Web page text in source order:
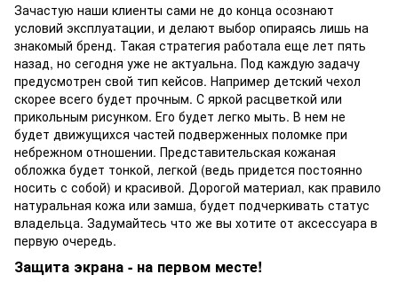
Зачастую наши клиенты сами не до конца осознают
условий эксплуатации, и делают выбор опираясь лишь на
знакомый бренд. Такая стратегия работала еще лет пять
назад, но сегодня уже не актуальна. Под каждую задачу
предусмотрен свой тип кейсов. Например детский чехол
скорее всего будет прочным. С яркой расцветкой или
прикольным рисунком. Его будет легко мыть. В нем не
будет движущихся частей подверженных поломке при
небрежном отношении. Представительская кожаная
обложка будет тонкой, легкой (ведь придется постоянно
носить с собой) и красивой. Дорогой материал, как правило
натуральная кожа или замша, будет подчеркивать статус
владельца. Задумайтесь что же вы хотите от аксессуара в
первую очередь.
Защита экрана - на первом месте!